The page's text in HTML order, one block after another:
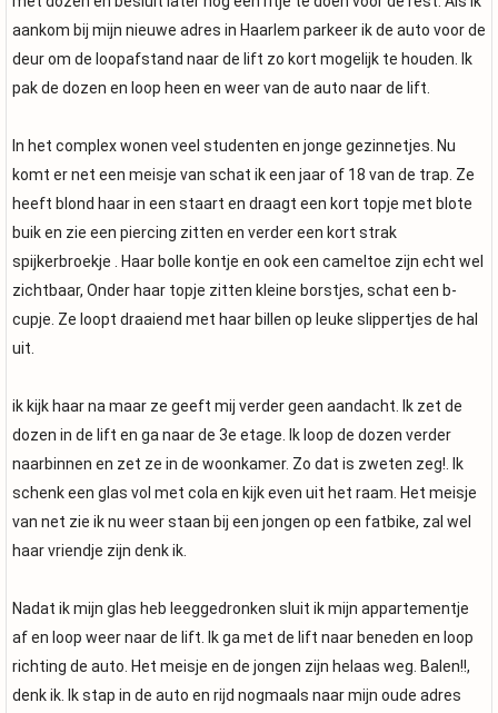
aankom bij mijn nieuwe adres in Haarlem parkeer ik de auto voor de
deur om de loopafstand naar de lift zo kort mogelijk te houden. Ik
pak de dozen en loop heen en weer van de auto naar de lift.
In het complex wonen veel studenten en jonge gezinnetjes. Nu
komt er net een meisje van schat ik een jaar of 18 van de trap. Ze
heeft blond haar in een staart en draagt een kort topje met blote
buik en zie een piercing zitten en verder een kort strak
spijkerbroekje . Haar bolle kontje en ook een cameltoe zijn echt wel
zichtbaar, Onder haar topje zitten kleine borstjes, schat een b-
cupje. Ze loopt draaiend met haar billen op leuke slippertjes de hal
uit.
ik kijk haar na maar ze geeft mij verder geen aandacht. Ik zet de
dozen in de lift en ga naar de 3e etage. Ik loop de dozen verder
naarbinnen en zet ze in de woonkamer. Zo dat is zweten zeg!. Ik
schenk een glas vol met cola en kijk even uit het raam. Het meisje
van net zie ik nu weer staan bij een jongen op een fatbike, zal wel
haar vriendje zijn denk ik.
Nadat ik mijn glas heb leeggedronken sluit ik mijn appartementje
af en loop weer naar de lift. Ik ga met de lift naar beneden en loop
richting de auto. Het meisje en de jongen zijn helaas weg. Balen!!,
denk ik. Ik stap in de auto en rijd nogmaals naar mijn oude adres